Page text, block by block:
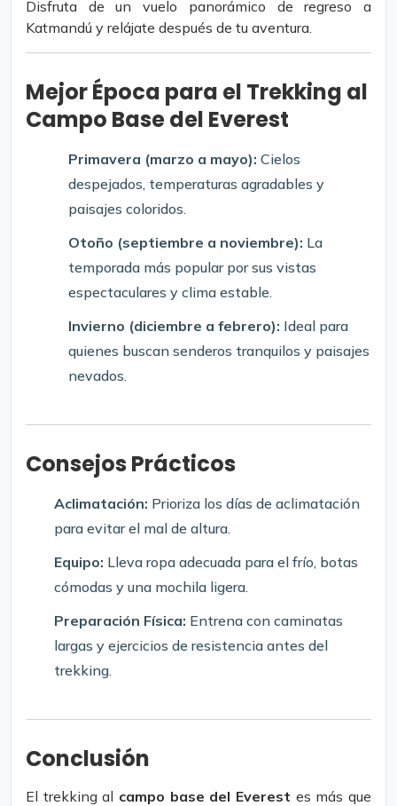
Disfruta de un vuelo panorámico de regreso a
Katmandú y relájate después de tu aventura.
Mejor Época para el Trekking al
Campo Base del Everest
Primavera (marzo a mayo): Cielos
despejados, temperaturas agradables y
paisajes coloridos.
Otoño (septiembre a noviembre): La
temporada más popular por sus vistas
espectaculares y clima estable.
Invierno (diciembre a febrero): Ideal para
quienes buscan senderos tranquilos y paisajes
nevados.
Consejos Prácticos
Aclimatación: Prioriza los días de aclimatación
para evitar el mal de altura.
Equipo: Lleva ropa adecuada para el frío, botas
cómodas y una mochila ligera.
Preparación Física: Entrena con caminatas
largas y ejercicios de resistencia antes del
trekking.
Conclusión
El trekking al campo base del Everest es más que